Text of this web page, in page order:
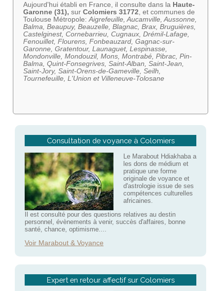
Aujourd'hui établi en France, il consulte dans la Haute-
Garonne (31), sur Colomiers 31772 , et communes de
Toulouse Métropole: Aigrefeuille, Aucamville, Aussonne,
Balma, Beaupuy, Beauzelle, Blagnac, Brax, Bruguières,
Castelginest, Cornebarrieu, Cugnaux, Drémil-Lafage,
Fenouillet, Flourens, Fonbeauzard, Gagnac-sur-
Garonne, Gratentour, Launaguet, Lespinasse,
Mondonville, Mondouzil, Mons, Montrabé, Pibrac, Pin-
Balma, Quint-Fonsegrives, Saint-Alban, Saint-Jean,
Saint-Jory, Saint-Orens-de-Gameville, Seilh,
Tournefeuille, L'Union et Villeneuve-Tolosane
Consultation de voyance à Colomiers
Le Marabout Hdiakhaba a
les dons de médium et
pratique une forme
originale de voyance et
d'astrologie issue de ses
compétences culturelles
africaines.
Il est consulté pour des questions relatives au destin
personnel, évènements à venir, succès d'affaires, bonne
santé, chance, optimisme....
Voir Marabout & Voyance
Expert en retour affectif sur Colomiers